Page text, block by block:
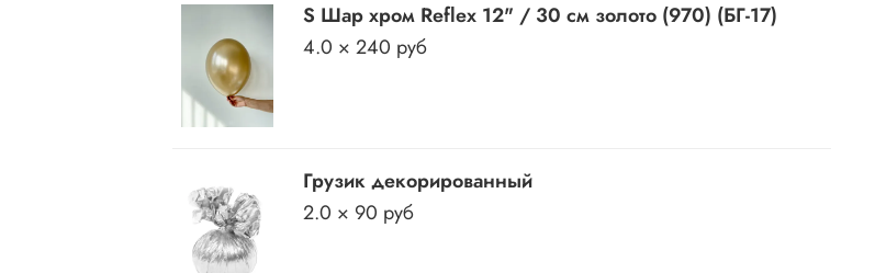
S Шар хром Reflex 12" / 30 см золото (970) (БГ-17)
4.0 × 240 руб
Грузик декорированный
2.0 × 90 руб